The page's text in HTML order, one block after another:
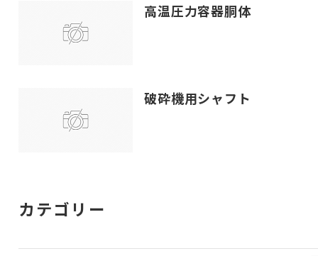
高温圧力容器胴体
破砕機用シャフト
カテゴリー